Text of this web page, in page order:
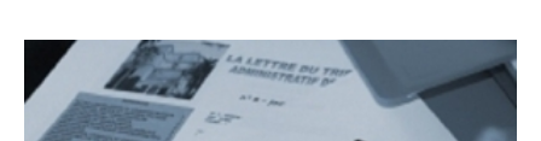
Feuillets